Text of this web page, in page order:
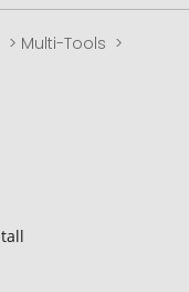
Multi-Tools